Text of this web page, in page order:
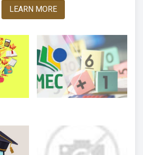
LEARN MORE